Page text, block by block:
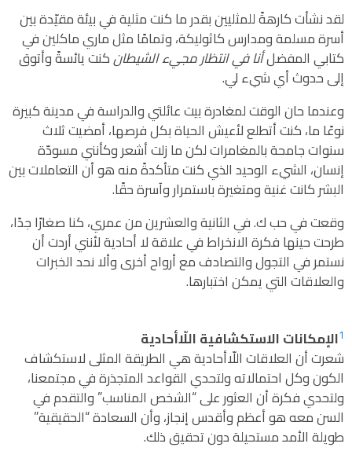
لقد نشأت كارهةً للمثليين بقدر ما كنت مثلية في بيئة مقيّدة بين
أسرة مسلمة ومدارس كاثوليكة، وتمامًا مثل ماري ماكلين في
كتابي المفضلأنا في انتظار مجيء الشيطانكنت يائسةً وأتوق
إلى حدوث أي شيء لي.
وعندما حان الوقت لمغادرة بيت عائلتي والدراسة في مدينة كبيرة
نوعًا ما، كنت أتطلع لأعيش الحياة بكل فرصها، أمضيت ثلاث
سنوات جامحة بالمغامرات لكن ما زلت أشعر وكأنني مسودّة
إنسان، الشيء الوحيد الذي كنت متأكدةً منه هو أن التعاملات بين
البشر كانت غنية ومتغيرة باستمرار وآسرة حقًا.
وقعت في حب ك. في الثانية والعشرين من عمري، كنا صغارًا جدًا،
طرحت حينها فكرة الانخراط في علاقة لا أحادية لأنني أردت أن
نستمر في التجول والتصادف مع أرواح أخرى وألا نحد الخبرات
والعلاقات التي يمكن اختبارها.
1الإمكانات الاستكشافية اللّاأحادية
شعرت أن العلاقات اللّاأحادية هي الطريقة المثلى لاستكشاف
الكون وكل احتمالاته ولتحدي القواعد المتجذرة في مجتمعنا،
ولتحدي فكرة أن العثور على “الشخص المناسب” والتقدم في
السن معه هو أعظم وأقدس إنجاز، وأن السعادة “الحقيقية”
طويلة الأمد مستحيلة دون تحقيق ذلك.